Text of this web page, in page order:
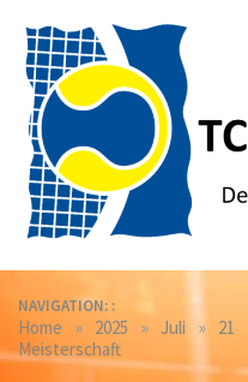
content
Tennisclub
NAVIGATION: :
Home » 2025 » Juli » 21
Meisterschaft